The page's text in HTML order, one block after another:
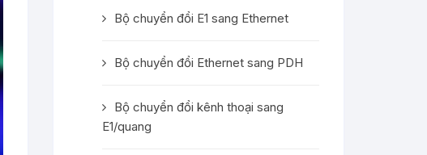
Bộ chuyển đổi E1 sang Ethernet
Bộ chuyển đổi Ethernet sang PDH
Bộ chuyển đổi kênh thoại sang
E1/quang